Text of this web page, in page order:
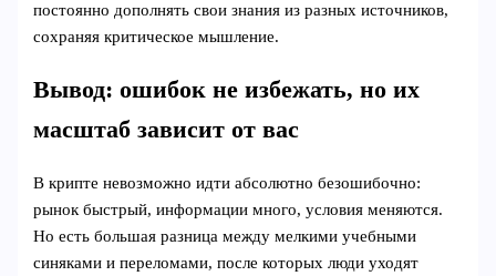
постоянно дополнять свои знания из разных источников,
сохраняя критическое мышление.
Вывод: ошибок не избежать, но их
масштаб зависит от вас
В крипте невозможно идти абсолютно безошибочно:
рынок быстрый, информации много, условия меняются.
Но есть большая разница между мелкими учебными
синяками и переломами, после которых люди уходят